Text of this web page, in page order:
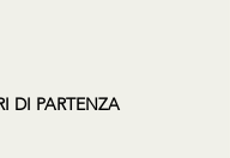
DI PARTENZA